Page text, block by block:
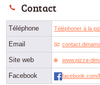
Contact
Téléphone Téléphoner à la
Email
Site web www.pizza-
Facebook facebook.com/